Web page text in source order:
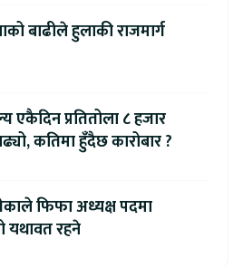
बाढीले हुलाकी राजमार्ग
एकैदिन प्रतितोला ८ हजार
कतिमा हुँदैछ कारोबार ?
फिफा अध्यक्ष पदमा
यथावत रहने